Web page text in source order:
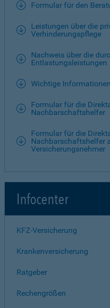
Formular für den
Leistungen über die
Verhinderungspflege
Nachweis über die
Entlastungsleistungen
Wichtige
Formular für die
Nachbarschaftshelfer
Formular für die
Nachbarschaftshelfer
Versicherungsnehmer
Infocenter
KFZ-Versicherung
Krankenversicherung
Ratgeber
Rechengrößen